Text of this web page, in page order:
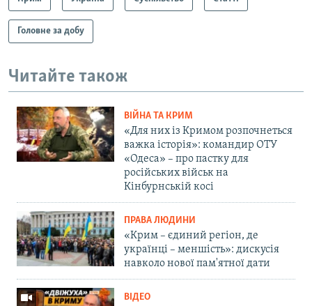
Головне за добу
Читайте також
ВІЙНА ТА КРИМ
«Для них із Кримом розпочнеться
важка історія»: командир ОТУ
«Одеса» – про пастку для
російських військ на
Кінбурнській косі
ПРАВА ЛЮДИНИ
«Крим – єдиний регіон, де
українці – меншість»: дискусія
навколо нової пам'ятної дати
ВІДЕО